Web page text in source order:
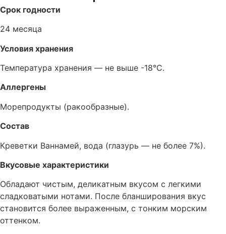
Срок годности
24 месяца
Условия хранения
Температура хранения — не выше -18°C.
Аллергены
Морепродукты (ракообразные).
Состав
Креветки Ваннамей, вода (глазурь — не более 7%).
Вкусовые характеристики
Обладают чистым, деликатным вкусом с легкими
сладковатыми нотами. После бланширования вкус
становится более выраженным, с тонким морским
оттенком.